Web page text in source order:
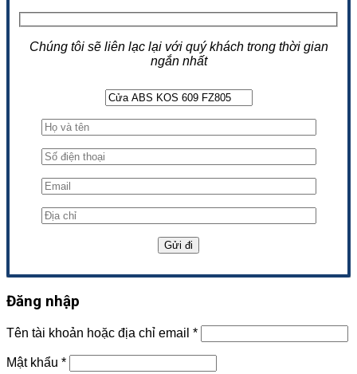
Chúng tôi sẽ liên lạc lại với quý khách trong thời gian
ngắn nhất
Đăng nhập
Tên tài khoản hoặc địa chỉ email *
Mật khẩu *